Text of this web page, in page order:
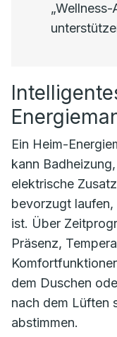
Ein Heim-
kann
elektrische
bevorzugt
ist. Über
Präsenz,
dem Duschen
nach dem Lüften
abstimmen.